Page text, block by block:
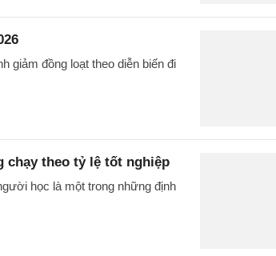
giảm đồng loạt theo diễn biến đi
chạy theo tỷ lệ tốt nghiệp
học là một trong những định